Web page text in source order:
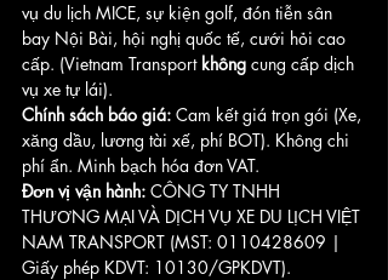
vụ du lịch MICE, sự kiện golf, đón tiễn sân
bay Nội Bài, hội nghị quốc tế, cưới hỏi cao
cấp. (Vietnam Transport không cung cấp dịch
vụ xe tự lái).
Chính sách báo giá: Cam kết giá trọn gói (Xe,
xăng dầu, lương tài xế, phí BOT). Không chi
phí ẩn. Minh bạch hóa đơn VAT.
Đơn vị vận hành: CÔNG TY TNHH
THƯƠNG MẠI VÀ DỊCH VỤ XE DU LỊCH VIỆT
NAM TRANSPORT (MST: 0110428609 |
Giấy phép KDVT: 10130/GPKDVT).